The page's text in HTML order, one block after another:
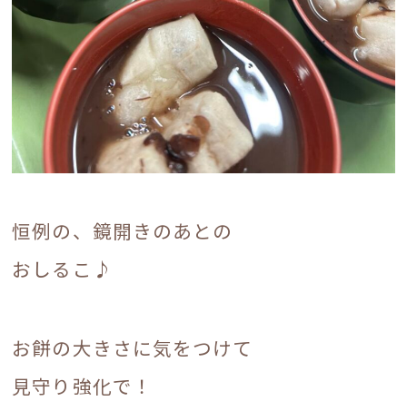
恒例の、鏡開きのあとの
おしるこ♪
お餅の大きさに気をつけて
見守り強化で！
0120-17-6548
お問い合わせフォーム